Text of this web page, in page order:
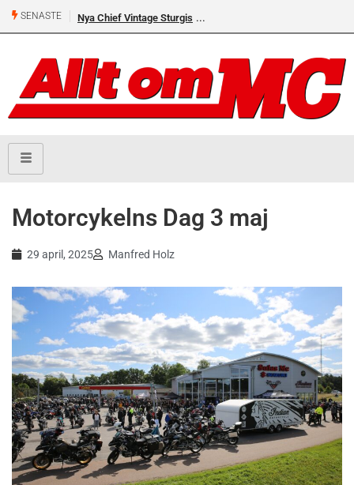
SENASTE Nya Chief Vintage Sturgis
Motorcykelns Dag 3 maj
29 april, 2025 Manfred Holz